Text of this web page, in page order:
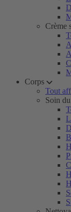
Crème
Corps
Tout
Soin